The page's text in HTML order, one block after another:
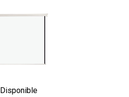
Disponible